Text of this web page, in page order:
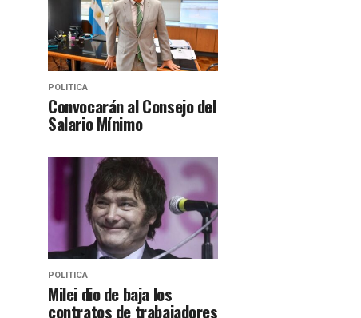
POLITICA
Convocarán al Consejo del
Salario Mínimo
POLITICA
Milei dio de baja los
contratos de trabajadores